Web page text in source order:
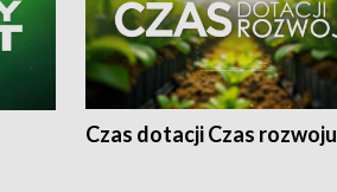
Czas dotacji Czas rozwoju